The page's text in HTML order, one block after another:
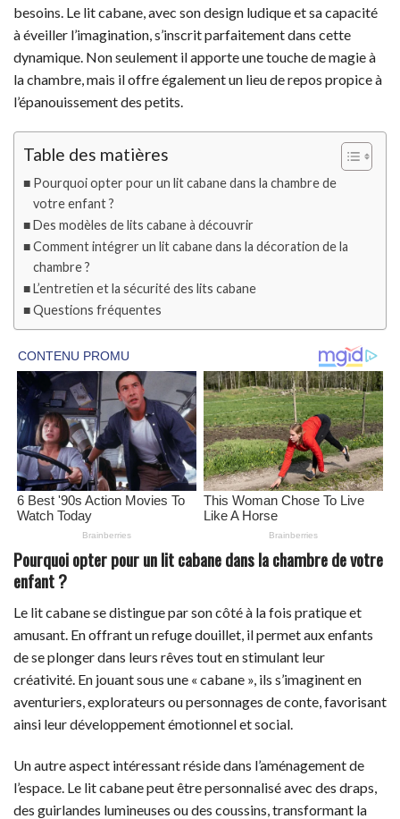
besoins. Le lit cabane, avec son design ludique et sa capacité
à éveiller l’imagination, s’inscrit parfaitement dans cette
dynamique. Non seulement il apporte une touche de magie à
la chambre, mais il offre également un lieu de repos propice à
l’épanouissement des petits.
Table des matières
Pourquoi opter pour un lit cabane dans la chambre de
votre enfant ?
Des modèles de lits cabane à découvrir
Comment intégrer un lit cabane dans la décoration de la
chambre ?
L’entretien et la sécurité des lits cabane
Questions fréquentes
Pourquoi opter pour un lit cabane dans la chambre de votre
enfant ?
Le lit cabane se distingue par son côté à la fois pratique et
amusant. En offrant un refuge douillet, il permet aux enfants
de se plonger dans leurs rêves tout en stimulant leur
créativité. En jouant sous une « cabane », ils s’imaginent en
aventuriers, explorateurs ou personnages de conte, favorisant
ainsi leur développement émotionnel et social.
Un autre aspect intéressant réside dans l’aménagement de
l’espace. Le lit cabane peut être personnalisé avec des draps,
des guirlandes lumineuses ou des coussins, transformant la